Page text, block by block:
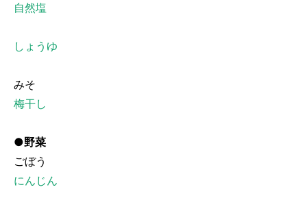
自然塩
しょうゆ
みそ
梅干し
●野菜
ごぼう
にんじん